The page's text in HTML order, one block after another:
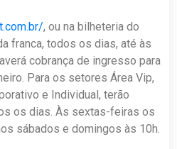
, ou na bilheteria do
franca, todos os dias, até às
cobrança de ingresso para
Para os setores Área Vip,
e Individual, terão
os dias. Às sextas-feiras os
sábados e domingos às 10h.